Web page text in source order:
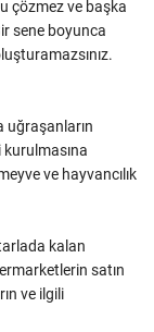
çözmez ve başka
sene boyunca
uğraşanların
ve hayvancılık
kalan
satın
ve ilgili